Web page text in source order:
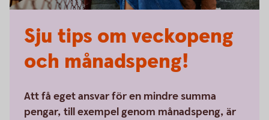
Sju tips om veckopeng
och månadspeng!
Att få eget ansvar för en mindre summa
pengar, till exempel genom månadspeng, är